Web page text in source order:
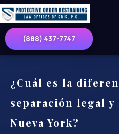
(888) 437-7747
¿Cuál es la
separación legal
Nueva York?